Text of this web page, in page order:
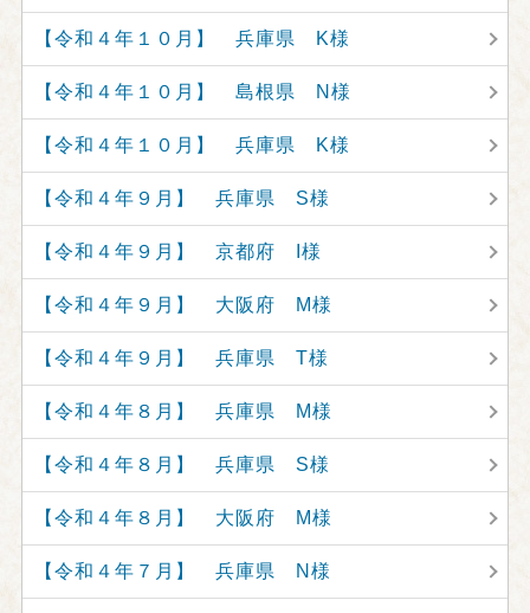
【令和４年１０月】 兵庫県 K様
【令和４年１０月】 島根県 N様
【令和４年１０月】 兵庫県 K様
【令和４年９月】 兵庫県 S様
【令和４年９月】 京都府 I様
【令和４年９月】 大阪府 M様
【令和４年９月】 兵庫県 T様
【令和４年８月】 兵庫県 M様
【令和４年８月】 兵庫県 S様
【令和４年８月】 大阪府 M様
【令和４年７月】 兵庫県 N様